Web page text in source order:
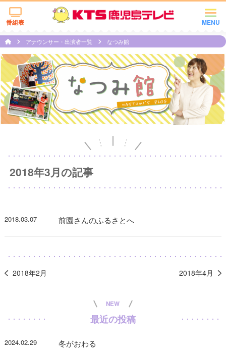
MENU
番組表
アナウンサー・出演者一覧 なつみ館
2018年3月の記事
2018.03.07 前園さんのふるさとへ
2018年2月 2018年4月
NEW
最近の投稿
2024.02.29 冬がおわる